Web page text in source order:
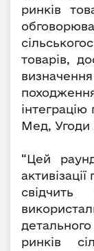
ринків
товарів,
Мед, Угоди
“Цей
ринків